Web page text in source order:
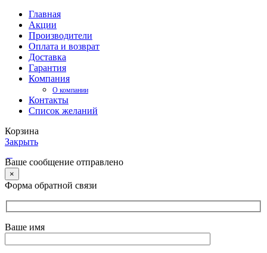
Главная
Акции
Производители
Оплата и возврат
Доставка
Гарантия
Компания
О компании
Контакты
Список желаний
Корзина
Закрыть
Ваше сообщение отправлено
×
Форма обратной связи
Ваше имя